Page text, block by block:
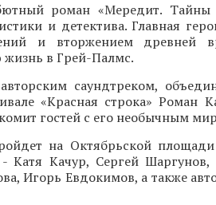
роман «Мередит. Тайны
и детектива. Главная
и вторжением древней
в Грей-Палмс.
саундтреком,
«Красная строка» Роман
гостей с его необычным
на Октябрьской
Катя Качур, Сергей Шаргунов,
Игорь Евдокимов, а также